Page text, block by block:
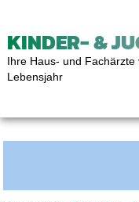
KINDER- &
Ihre Haus- und Fachärzte
Lebensjahr